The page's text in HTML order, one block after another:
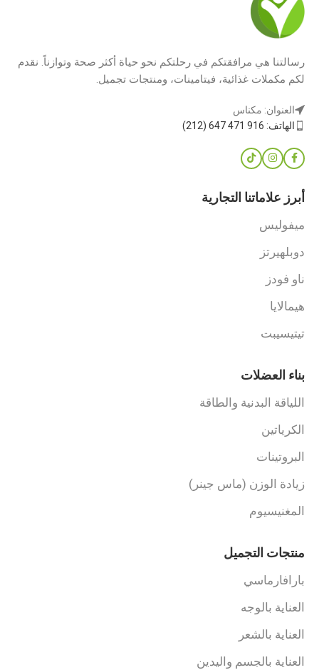
رسالتنا هي مرافقتكم في رحلتكم نحو حياة أكثر صحة وتوازناً. نقدم
لكم مكملات غذائية، فيتامينات، ومنتجات تجميل.
العنوان: مكناس
الهاتف: 916 471 647 (212)
أبرز علاماتنا التجارية
ميفوليس
دوبلهيرتز
ناو فودز
هيمالايا
تيتيسيبت
بناء العضلات
اللياقة البدنية والطاقة
الكرياتين
البروتينات
زيادة الوزن (ماس جينر)
المغنيسيوم
منتجات التجميل
بارافارماسي
العناية بالوجه
العناية بالشعر
العناية بالجسم واليدين